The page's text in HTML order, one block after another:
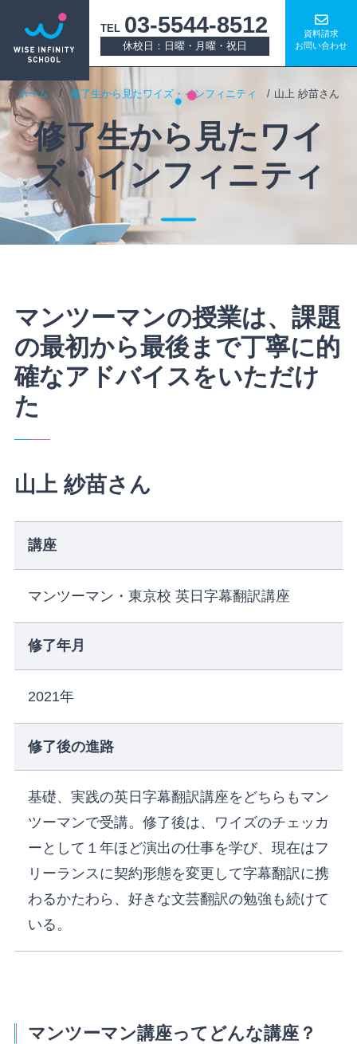
TEL 03-5544-8512
休校日：日曜・月曜・祝日
資料請求
お問い合わせ
ホーム 修了生から見たワイズ・インフィニティ 山上 紗苗さん
修了生から見たワイ
ズ・インフィニティ
マンツーマンの授業は、課題
の最初から最後まで丁寧に的
確なアドバイスをいただけ
た
山上 紗苗さん
講座
マンツーマン・東京校 英日字幕翻訳講座
修了年月
2021年
修了後の進路
基礎、実践の英日字幕翻訳講座をどちらもマン
ツーマンで受講。修了後は、ワイズのチェッカ
ーとして１年ほど演出の仕事を学び、現在はフ
リーランスに契約形態を変更して字幕翻訳に携
わるかたわら、好きな文芸翻訳の勉強も続けて
いる。
マンツーマン講座ってどんな講座？